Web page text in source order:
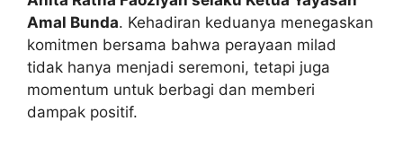
Amal Bunda. Kehadiran keduanya menegaskan
komitmen bersama bahwa perayaan milad
tidak hanya menjadi seremoni, tetapi juga
momentum untuk berbagi dan memberi
dampak positif.